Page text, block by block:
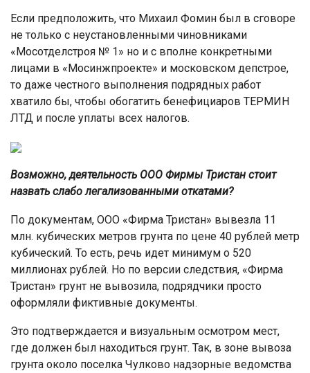
Если предположить, что Михаил Фомин был в сговоре
не только с неустановленными чиновниками
«Мосотделстроя № 1» но и с вполне конкретными
лицами в «Мосинжпроекте» и московском депстрое,
то даже честного выполнения подрядных работ
хватило бы, чтобы обогатить бенефициаров ТЕРМИН
ЛТД и после уплаты всех налогов.
Возможно, деятельность ООО Фирмы Тристан стоит
назвать слабо легализованными откатами?
По документам, ООО «Фирма Тристан» вывезла 11
млн. кубических метров грунта по цене 40 рублей метр
кубический. То есть, речь идет минимум о 520
миллионах рублей. Но по версии следствия, «Фирма
Тристан» грунт не вывозила, подрядчики просто
оформляли фиктивные документы.
Это подтверждается и визуальным осмотром мест,
где должен был находиться грунт. Так, в зоне вывоза
грунта около поселка Чулково надзорные ведомства